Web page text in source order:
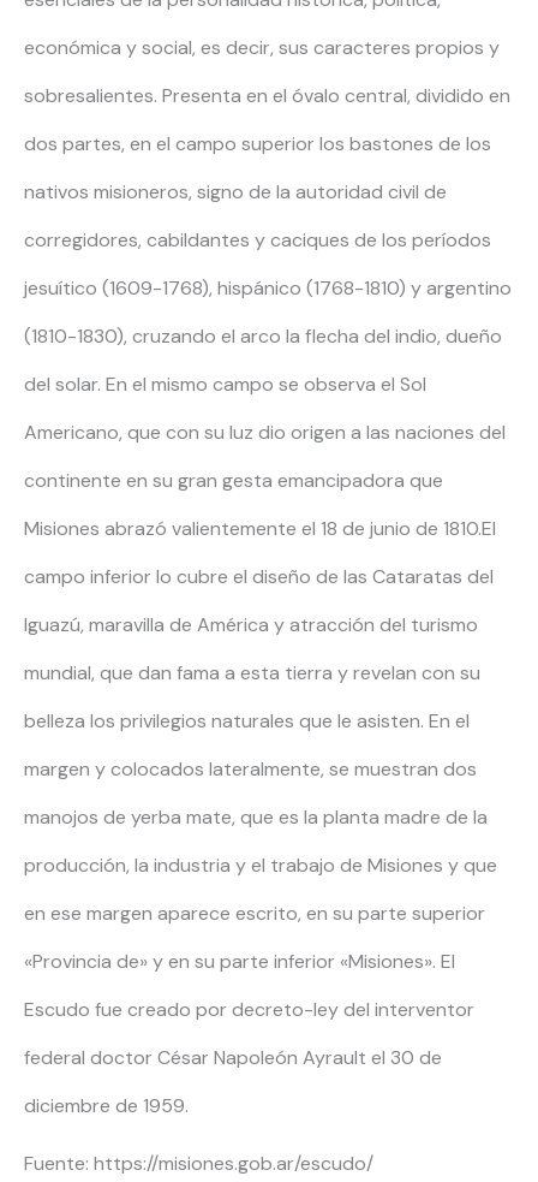
económica y social, es decir, sus caracteres propios y
sobresalientes. Presenta en el óvalo central, dividido en
dos partes, en el campo superior los bastones de los
nativos misioneros, signo de la autoridad civil de
corregidores, cabildantes y caciques de los períodos
jesuítico (1609-1768), hispánico (1768-1810) y argentino
(1810-1830), cruzando el arco la flecha del indio, dueño
del solar. En el mismo campo se observa el Sol
Americano, que con su luz dio origen a las naciones del
continente en su gran gesta emancipadora que
Misiones abrazó valientemente el 18 de junio de 1810.El
campo inferior lo cubre el diseño de las Cataratas del
Iguazú, maravilla de América y atracción del turismo
mundial, que dan fama a esta tierra y revelan con su
belleza los privilegios naturales que le asisten. En el
margen y colocados lateralmente, se muestran dos
manojos de yerba mate, que es la planta madre de la
producción, la industria y el trabajo de Misiones y que
en ese margen aparece escrito, en su parte superior
«Provincia de» y en su parte inferior «Misiones». El
Escudo fue creado por decreto-ley del interventor
federal doctor César Napoleón Ayrault el 30 de
diciembre de 1959.
Fuente: https://misiones.gob.ar/escudo/